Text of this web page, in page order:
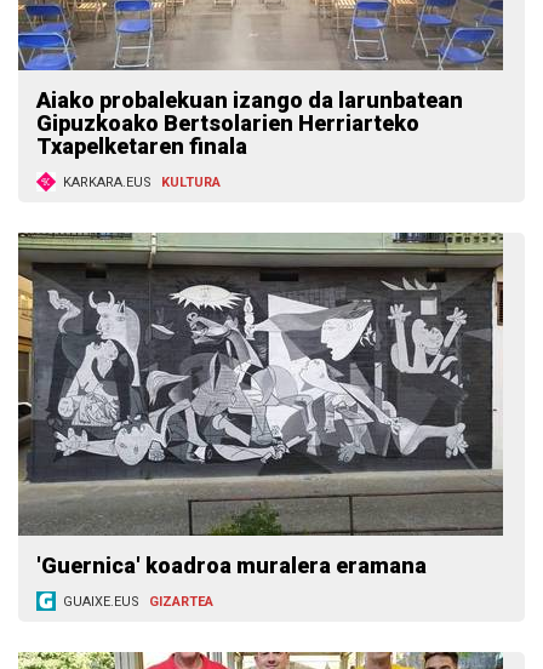
Aiako probalekuan izango da larunbatean
Gipuzkoako Bertsolarien Herriarteko
Txapelketaren finala
KARKARA.EUS KULTURA
'Guernica' koadroa muralera eramana
GUAIXE.EUS GIZARTEA